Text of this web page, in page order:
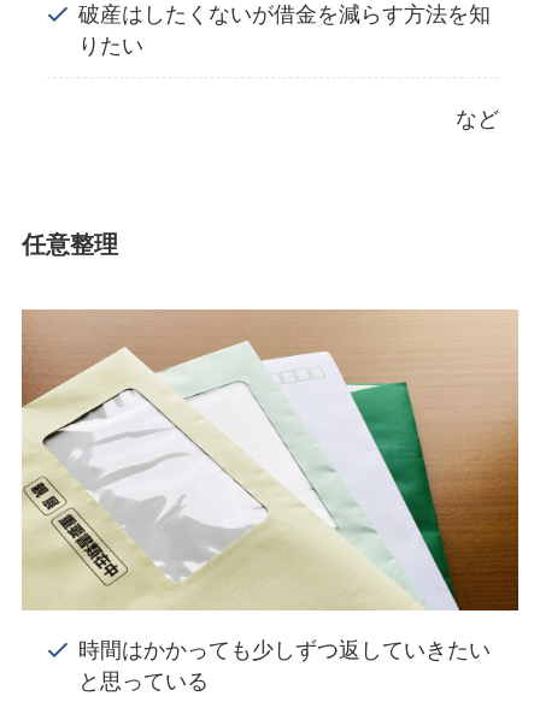
破産はしたくないが借金を減らす方法を知
りたい
など
任意整理
時間はかかっても少しずつ返していきたい
と思っている